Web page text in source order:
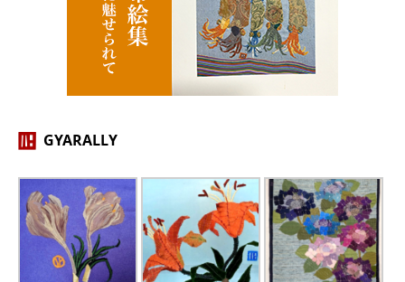
GYARALLY